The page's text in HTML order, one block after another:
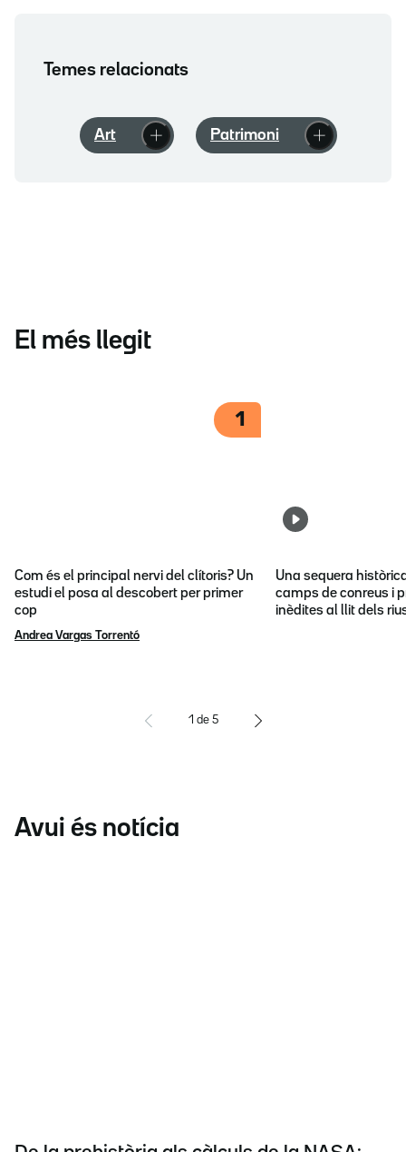
Temes relacionats
Art Patrimoni
El més llegit
1
Com és el principal nervi del clítoris? Un
estudi el posa al descobert per primer
cop
Andrea Vargas Torrentó
Una sequera
camps de conreus i
inèdites al llit dels
1 de 5
Avui és notícia